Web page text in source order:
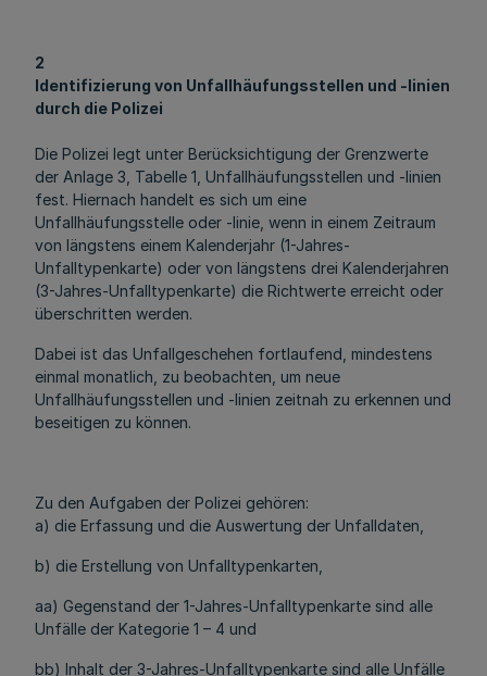
2
Identifizierung von Unfallhäufungsstellen und -linien
durch die Polizei
Die Polizei legt unter Berücksichtigung der Grenzwerte
der Anlage 3, Tabelle 1, Unfallhäufungsstellen und -linien
fest. Hiernach handelt es sich um eine
Unfallhäufungsstelle oder -linie, wenn in einem Zeitraum
von längstens einem Kalenderjahr (1-Jahres-
Unfalltypenkarte) oder von längstens drei Kalenderjahren
(3-Jahres-Unfalltypenkarte) die Richtwerte erreicht oder
überschritten werden.
Dabei ist das Unfallgeschehen fortlaufend, mindestens
einmal monatlich, zu beobachten, um neue
Unfallhäufungsstellen und -linien zeitnah zu erkennen und
beseitigen zu können.
Zu den Aufgaben der Polizei gehören:
a) die Erfassung und die Auswertung der Unfalldaten,
b) die Erstellung von Unfalltypenkarten,
aa) Gegenstand der 1-Jahres-Unfalltypenkarte sind alle
Unfälle der Kategorie 1 – 4 und
bb) Inhalt der 3-Jahres-Unfalltypenkarte sind alle Unfälle